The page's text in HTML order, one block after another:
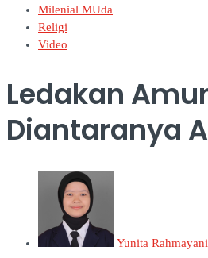
Milenial MUda
Religi
Video
Ledakan
Diantaranya
Yunita Rahmayani